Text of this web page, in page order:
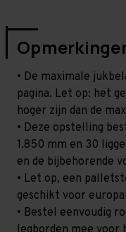
• De maximale
pagina. Let op: het
hoger zijn dan de
• Deze opstelling
1.850 mm en 30
en de bijbehorende
• Let op, een
geschikt voor
• Bestel eenvoudig